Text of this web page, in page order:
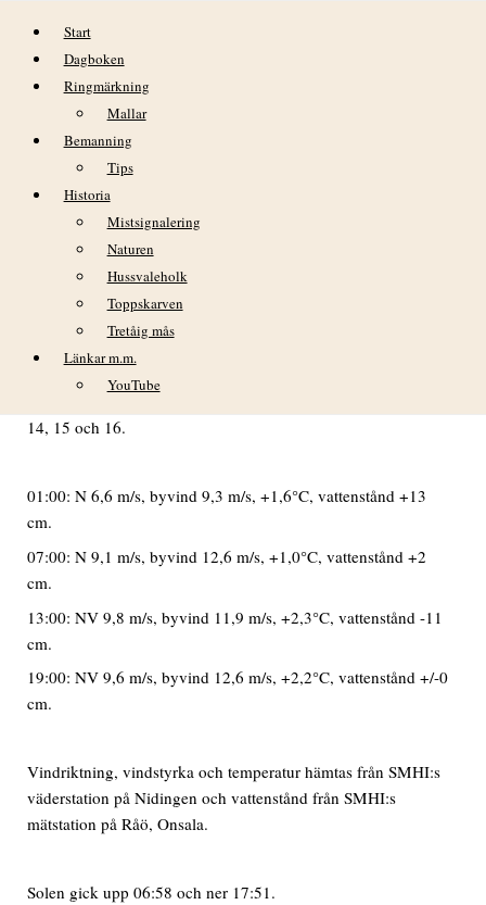
Hoppa till innehåll
Start
Dagboken
Ringmärkning
Mallar
Bemanning
Tips
Historia
Mistsignalering
Naturen
Hussvaleholk
Toppskarven
Tretåig mås
Länkar m.m.
YouTube
DAGBOK NIDINGENS FÅGELSTATION
SÖNDAG 5 MARS 2023
VÄDER
Klart väder och friska vindar från nordväst.
14, 15 och 16.
01:00: N 6,6 m/s, byvind 9,3 m/s, +1,6°C, vattenstånd +13
cm.
07:00: N 9,1 m/s, byvind 12,6 m/s, +1,0°C, vattenstånd +2
cm.
13:00: NV 9,8 m/s, byvind 11,9 m/s, +2,3°C, vattenstånd -11
cm.
19:00: NV 9,6 m/s, byvind 12,6 m/s, +2,2°C, vattenstånd +/-0
cm.
Vindriktning, vindstyrka och temperatur hämtas från SMHI:s
väderstation på Nidingen och vattenstånd från SMHI:s
mätstation på Råö, Onsala.
Solen gick upp 06:58 och ner 17:51.